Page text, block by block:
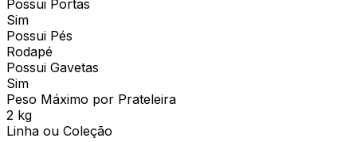
Possui Portas
Sim
Possui Pés
Rodapé
Possui Gavetas
Sim
Peso Máximo por Prateleira
2 kg
Linha ou Coleção